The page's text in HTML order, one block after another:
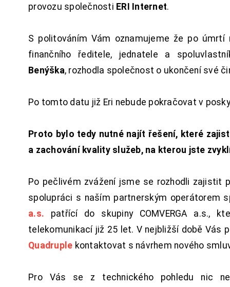
provozu společnosti ERI Internet.
S politováním Vám oznamujeme že po úmrtí
finančního ředitele, jednatele a
Benýška, rozhodla společnost o ukončení své
Po tomto datu již Eri nebude pokračovat v
Proto bylo tedy nutné najít řešení, které
a zachování kvality služeb, na kterou jste
Po pečlivém zvážení jsme se rozhodli zajistit
spolupráci s naším partnerským operátorem
a.s. patřící do skupiny COMVERGA a.s.,
telekomunikací již 25 let. V nejbližší době Vás
Quadruple kontaktovat s návrhem nového
Pro Vás se z technického pohledu nic